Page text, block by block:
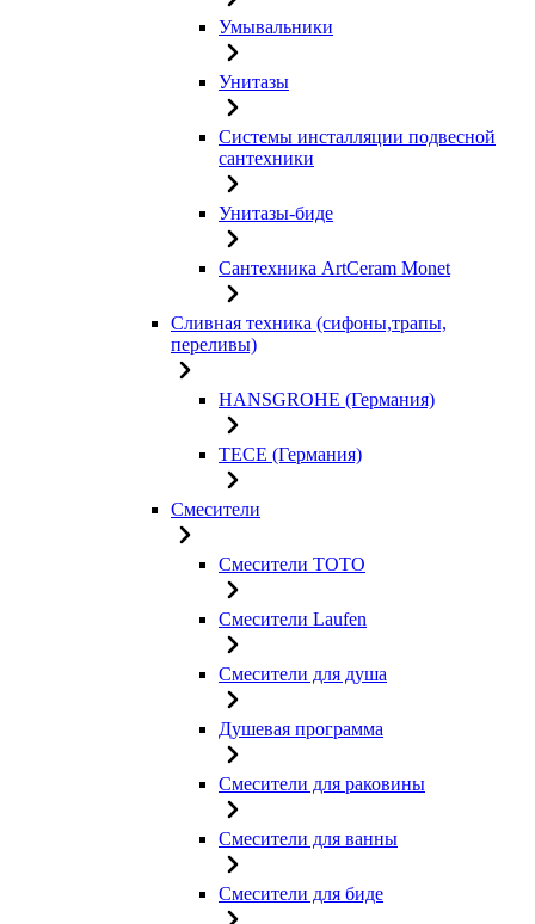
Умывальники
Унитазы
Системы инсталляции подвесной
сантехники
Унитазы-биде
Сантехника ArtCeram Monet
Сливная техника (сифоны,трапы,
переливы)
HANSGROHE (Германия)
TECE (Германия)
Смесители
Смесители TOTO
Смесители Laufen
Смесители для душа
Душевая программа
Смесители для раковины
Смесители для ванны
Смесители для биде